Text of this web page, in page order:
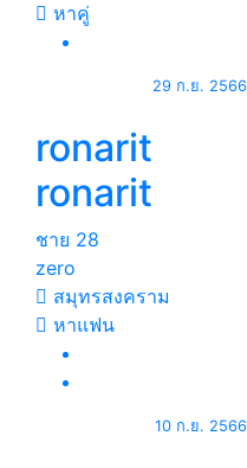
หาคู่
29 ก.ย. 2566
ronarit
ronarit
ชาย 28
zero
สมุทรสงคราม
หาแฟน
10 ก.ย. 2566